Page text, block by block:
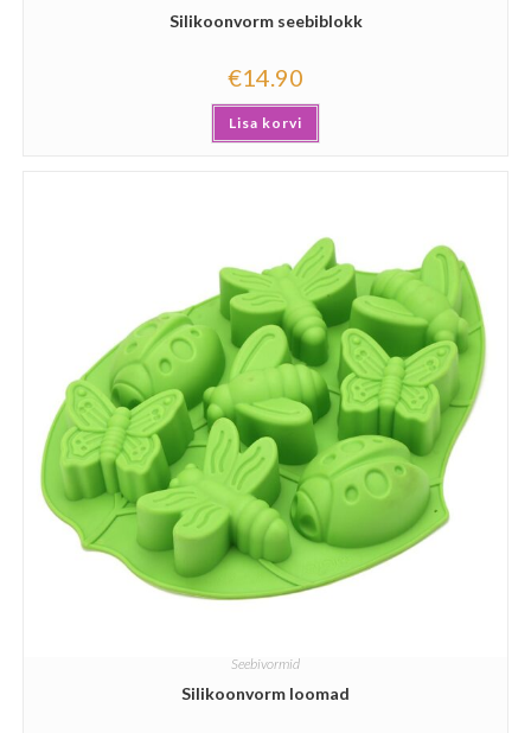
Silikoonvorm seebiblokk
€14.90
Lisa korvi
Seebivormid
Silikoonvorm loomad